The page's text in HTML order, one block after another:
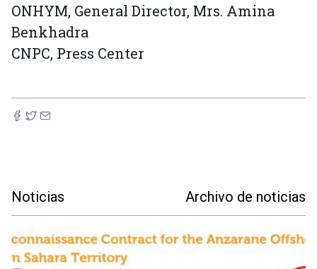
ONHYM, General Director, Mrs. Amina
Benkhadra
CNPC, Press Center
Noticias Archivo de noticias